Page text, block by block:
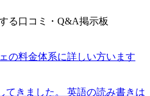
る口コミ・Q&A掲示板
の料金体系に詳しい方います
てきました。 英語の読み書きは